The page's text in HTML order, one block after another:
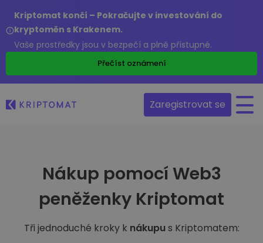
Kriptomat končí – Pokračujte v investování do
kryptoměn s Krakenem.
Vaše prostředky jsou v bezpečí a plně přístupné.
Přečíst oznámení
Zaregistrovat se
Nákup pomocí Web3
peněženky Kriptomat
Tři jednoduché kroky k nákupus Kriptomatem: